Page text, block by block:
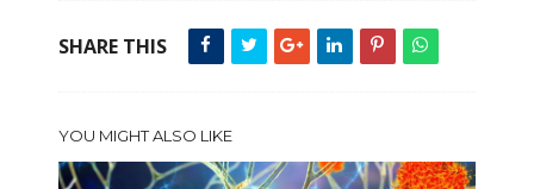
SHARE THIS
YOU MIGHT ALSO LIKE